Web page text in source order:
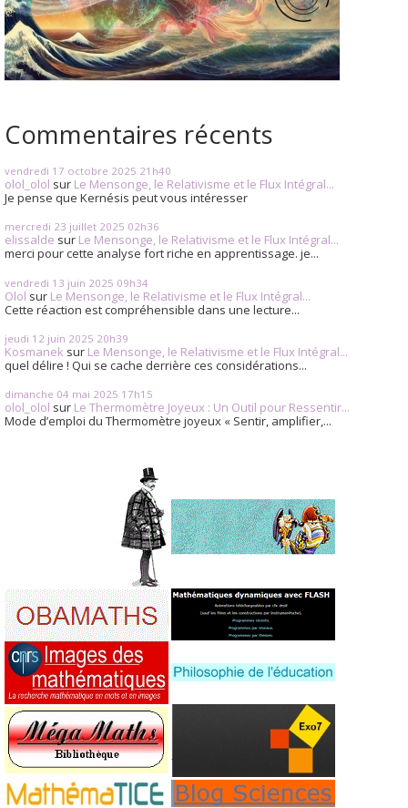
Commentaires récents
vendredi 17 octobre 2025 21h40
olol_olol sur Le Mensonge, le Relativisme et le Flux Intégral...
Je pense que Kernésis peut vous intéresser
mercredi 23 juillet 2025 02h36
elissalde sur Le Mensonge, le Relativisme et le Flux Intégral...
merci pour cette analyse fort riche en apprentissage. je...
vendredi 13 juin 2025 09h34
Olol sur Le Mensonge, le Relativisme et le Flux Intégral...
Cette réaction est compréhensible dans une lecture...
jeudi 12 juin 2025 20h39
Kosmanek sur Le Mensonge, le Relativisme et le Flux Intégral...
quel délire ! Qui se cache derrière ces considérations...
dimanche 04 mai 2025 17h15
olol_olol sur Le Thermomètre Joyeux : Un Outil pour Ressentir...
Mode d’emploi du Thermomètre joyeux « Sentir, amplifier,...